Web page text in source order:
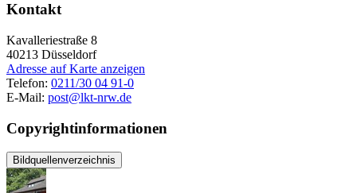
Kontakt
Kavalleriestraße 8
40213 Düsseldorf
Adresse auf Karte anzeigen
Telefon: 0211/30 04 91-0
E-Mail: post@lkt-nrw.de
Copyrightinformationen
Bildquellenverzeichnis